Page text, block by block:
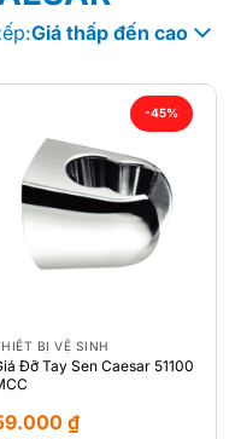
Giá thấp đến cao
-45%
BỊ VỆ SINH
Đỡ Tay Sen Caesar 51100
₫